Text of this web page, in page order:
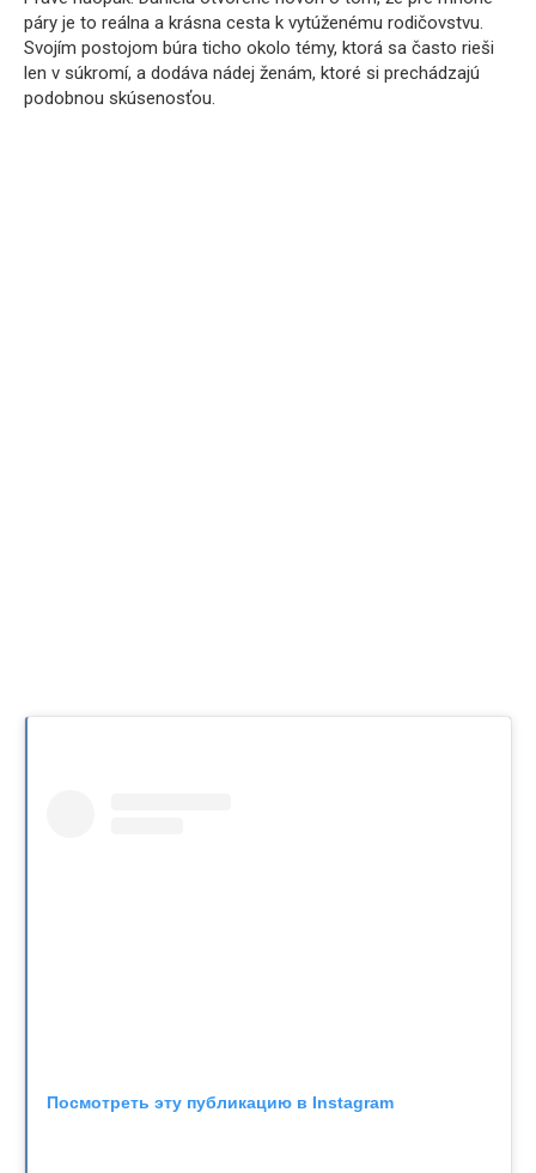
páry je to reálna a krásna cesta k vytúženému rodičovstvu.
Svojím postojom búra ticho okolo témy, ktorá sa často rieši
len v súkromí, a dodáva nádej ženám, ktoré si prechádzajú
podobnou skúsenosťou.
Посмотреть эту публикацию в Instagram